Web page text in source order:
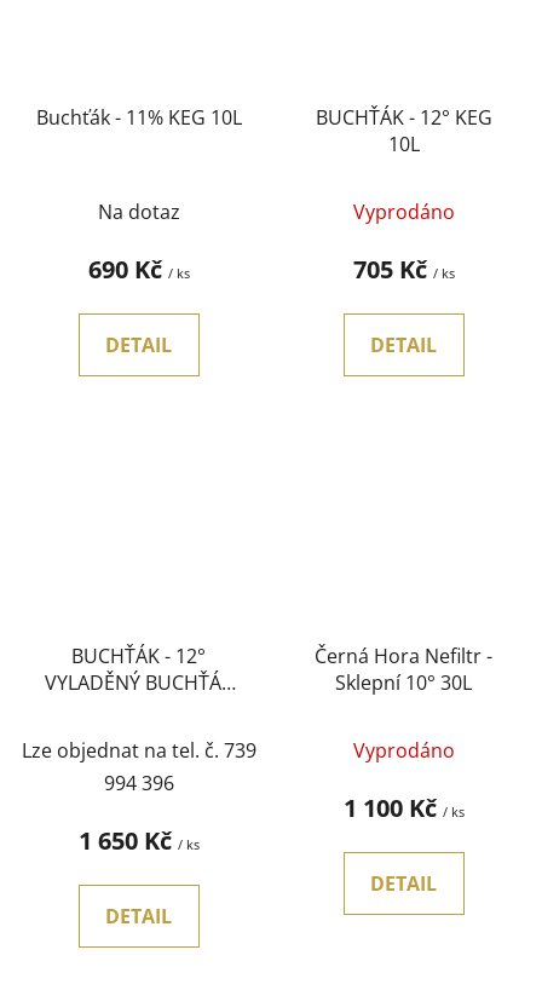
Buchťák - 11% KEG 10L
Na dotaz
690 Kč / ks
DETAIL
BUCHŤÁK - 12° KEG
10L
Vyprodáno
705 Kč / ks
DETAIL
BUCHŤÁK - 12°
VYLADĚNÝ BUCHŤÁK
Lze objednat na tel. č. 739
994 396
1 650 Kč / ks
DETAIL
Černá Hora Nefiltr -
Sklepní 10° 30L
Vyprodáno
1 100 Kč / ks
DETAIL